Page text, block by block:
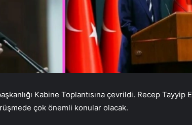
Kabine Toplantısına çevrildi. Recep Tayyip
çok önemli konular olacak.